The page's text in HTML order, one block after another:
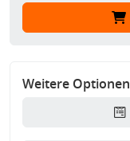
Weitere Optionen